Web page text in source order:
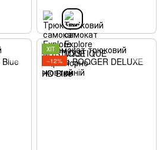
ХІТ
−12%